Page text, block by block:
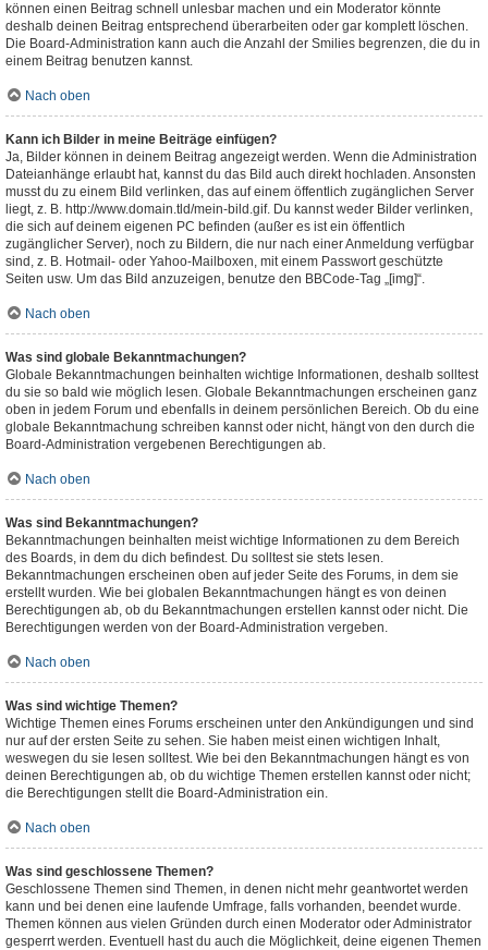
können einen Beitrag schnell unlesbar machen und ein Moderator könnte
deshalb deinen Beitrag entsprechend überarbeiten oder gar komplett löschen.
Die Board-Administration kann auch die Anzahl der Smilies begrenzen, die du in
einem Beitrag benutzen kannst.
Nach oben
Kann ich Bilder in meine Beiträge einfügen?
Ja, Bilder können in deinem Beitrag angezeigt werden. Wenn die Administration
Dateianhänge erlaubt hat, kannst du das Bild auch direkt hochladen. Ansonsten
musst du zu einem Bild verlinken, das auf einem öffentlich zugänglichen Server
liegt, z. B. http://www.domain.tld/mein-bild.gif. Du kannst weder Bilder verlinken,
die sich auf deinem eigenen PC befinden (außer es ist ein öffentlich
zugänglicher Server), noch zu Bildern, die nur nach einer Anmeldung verfügbar
sind, z. B. Hotmail- oder Yahoo-Mailboxen, mit einem Passwort geschützte
Seiten usw. Um das Bild anzuzeigen, benutze den BBCode-Tag „[img]“.
Nach oben
Was sind globale Bekanntmachungen?
Globale Bekanntmachungen beinhalten wichtige Informationen, deshalb solltest
du sie so bald wie möglich lesen. Globale Bekanntmachungen erscheinen ganz
oben in jedem Forum und ebenfalls in deinem persönlichen Bereich. Ob du eine
globale Bekanntmachung schreiben kannst oder nicht, hängt von den durch die
Board-Administration vergebenen Berechtigungen ab.
Nach oben
Was sind Bekanntmachungen?
Bekanntmachungen beinhalten meist wichtige Informationen zu dem Bereich
des Boards, in dem du dich befindest. Du solltest sie stets lesen.
Bekanntmachungen erscheinen oben auf jeder Seite des Forums, in dem sie
erstellt wurden. Wie bei globalen Bekanntmachungen hängt es von deinen
Berechtigungen ab, ob du Bekanntmachungen erstellen kannst oder nicht. Die
Berechtigungen werden von der Board-Administration vergeben.
Nach oben
Was sind wichtige Themen?
Wichtige Themen eines Forums erscheinen unter den Ankündigungen und sind
nur auf der ersten Seite zu sehen. Sie haben meist einen wichtigen Inhalt,
weswegen du sie lesen solltest. Wie bei den Bekanntmachungen hängt es von
deinen Berechtigungen ab, ob du wichtige Themen erstellen kannst oder nicht;
die Berechtigungen stellt die Board-Administration ein.
Nach oben
Was sind geschlossene Themen?
Geschlossene Themen sind Themen, in denen nicht mehr geantwortet werden
kann und bei denen eine laufende Umfrage, falls vorhanden, beendet wurde.
Themen können aus vielen Gründen durch einen Moderator oder Administrator
gesperrt werden. Eventuell hast du auch die Möglichkeit, deine eigenen Themen